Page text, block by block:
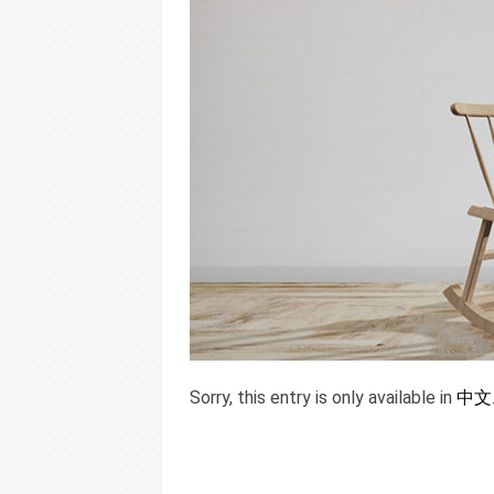
Sorry, this entry is only available in 中文.